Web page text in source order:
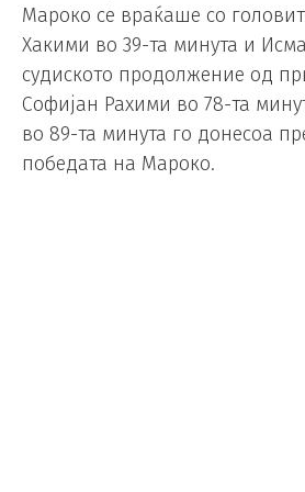
Мароко се враќаше со
Хакими во 39-та минута и
судиското продолжение од
Софијан Рахими во 78-та
во 89-та минута го донесоа
победата на Мароко.